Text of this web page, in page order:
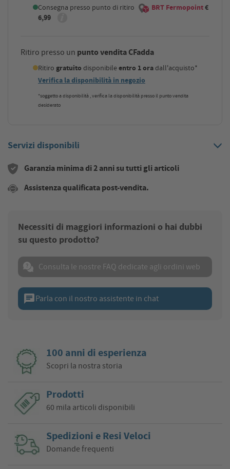
Consegna presso punto di ritiro BRT Fermopoint€
6,99
Ritiro presso un punto vendita CFadda
Ritiro gratuito disponibileentro 1 oradall'acquisto*
Verifica la disponibilità in negozio
*soggetto a disponibilità , verifica la disponibilità presso il punto vendita
desiderato
Servizi disponibili
Garanzia minima di 2 anni su tutti gli articoli
Assistenza qualificata post-vendita.
Necessiti di maggiori informazioni o hai dubbi
su questo prodotto?
Consulta le nostre FAQ dedicate agli ordini web
chatParla con il nostro assistente in chat
100 anni di esperienza
Scopri la nostra storia
Prodotti
60 mila articoli disponibili
Spedizioni e Resi Veloci
Domande frequenti